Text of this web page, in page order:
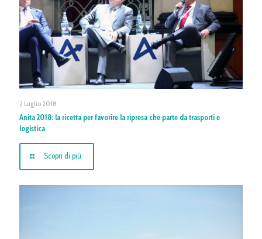
2 Luglio 2018
Anita 2018: la ricetta per favorire la ripresa che parte da trasporti e
logistica
Scopri di più